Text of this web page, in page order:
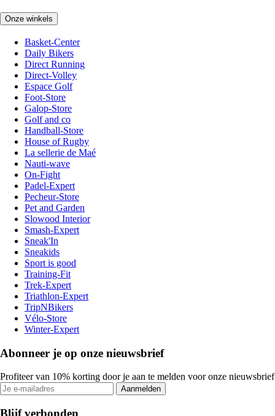
Onze winkels
Basket-Center
Daily Bikers
Direct Running
Direct-Volley
Espace Golf
Foot-Store
Galop-Store
Golf and co
Handball-Store
House of Rugby
La sellerie de Maé
Nauti-wave
On-Fight
Padel-Expert
Pecheur-Store
Pet and Garden
Slowood Interior
Smash-Expert
Sneak'In
Sneakids
Sport is good
Training-Fit
Trek-Expert
Triathlon-Expert
TripNBikers
Vélo-Store
Winter-Expert
Abonneer je op onze nieuwsbrief
Profiteer van 10% korting door je aan te melden voor onze nieuwsbrief
Aanmelden
Blijf verbonden